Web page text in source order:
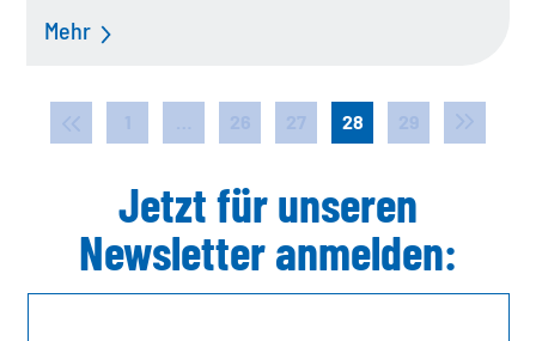
Mehr
28
Jetzt für unseren
Newsletter anmelden: